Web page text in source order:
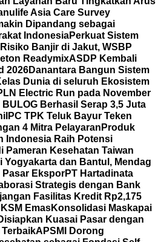
Asia Care Survey
Dipandang sebagai
IndonesiaPerkuat Sistem
Banjir di Jakut, WSBP
ReadymixASDP Kembali
2026Danantara Bangun Sistem
Dunia di seluruh Ekosistem
Electric Run pada November
BULOG Berhasil Serap 3,5 Juta
IPC TPK Teluk Bayur Teken
4 Mitra Pelayaran Produk
Indonesia Raih Potensi
Pameran Kesehatan Taiwan
Yogyakarta dan Bantul, Mendag
EksporPT Hartadinata
Strategis dengan Bank
Fasilitas Kredit Rp2,175
EmasKonsolidasi Maskapai
Kuasai Pasar dengan
APSMI Dorong